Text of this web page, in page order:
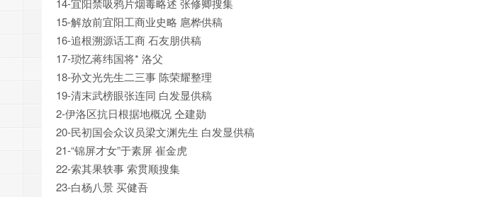
14-宜阳禁吸鸦片烟毒略述 张修卿搜集
15-解放前宜阳工商业史略 扈桦供稿
16-追根溯源话工商 石友朋供稿
17-琐忆蒋纬国将* 洛父
18-孙文光先生二三事 陈荣耀整理
19-清末武榜眼张连同 白发显供稿
2-伊洛区抗日根据地概况 仝建勋
20-民初国会众议员梁文渊先生 白发显供稿
21-“锦屏才女”于素屏 崔金虎
22-索其果轶事 索贯顺搜集
23-白杨八景 买健吾